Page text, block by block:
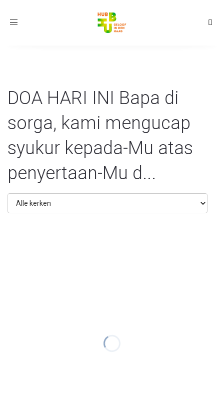
Toggle
DOA HARI INI Bapa di
sorga, kami mengucap
syukur kepada-Mu atas
penyertaan-Mu d...